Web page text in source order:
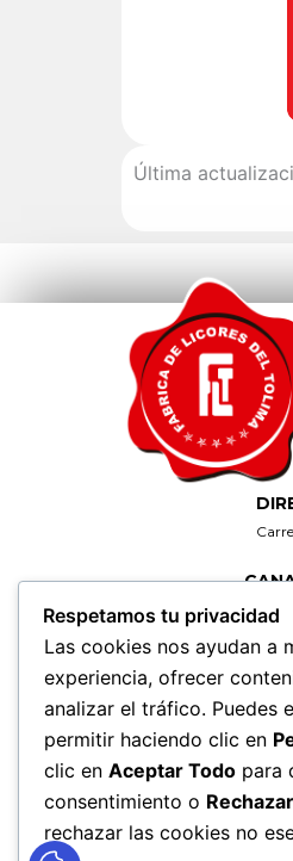
Última
Respetamos tu privacidad
Las cookies nos ayudan a
experiencia, ofrecer
analizar el tráfico. Puedes
permitir haciendo clic en
clic en Aceptar Todo para
consentimiento o
rechazar las cookies no